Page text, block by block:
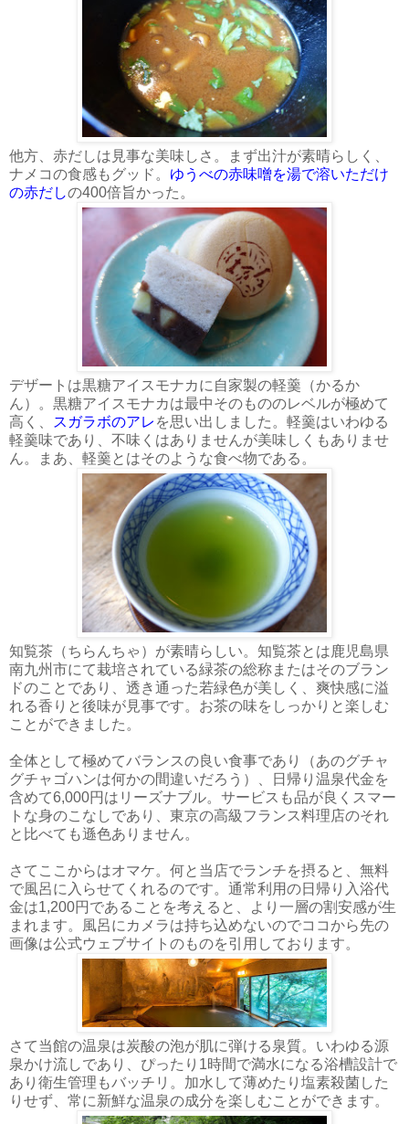
他方、赤だしは見事な美味しさ。まず出汁が素晴らしく、
ナメコの食感もグッド。 ゆうべの赤味噌を湯で溶いただけ
の赤だしの400倍旨かった。
デザートは黒糖アイスモナカに自家製の軽羹（かるか
ん）。黒糖アイスモナカは最中そのもののレベルが極めて
高く、
スガラボのアレ を思い出しました。軽羹はいわゆる
軽羹味であり、不味くはありませんが美味しくもありませ
ん。まあ、軽羹とはそのような食べ物である。
知覧茶（ちらんちゃ）が素晴らしい。知覧茶とは鹿児島県
南九州市にて栽培されている緑茶の総称またはそのブラン
ドのことであり、透き通った若緑色が美しく、爽快感に溢
れる香りと後味が見事です。お茶の味をしっかりと楽しむ
ことができました。
全体として極めてバランスの良い食事であり（あのグチャ
グチャゴハンは何かの間違いだろう）、日帰り温泉代金を
含めて6,000円はリーズナブル。サービスも品が良くスマー
トな身のこなしであり、東京の高級フランス料理店のそれ
と比べても遜色ありません。
さてここからはオマケ。何と当店でランチを摂ると、無料
で風呂に入らせてくれるのです。通常利用の日帰り入浴代
金は1,200円であることを考えると、より一層の割安感が生
まれます。風呂にカメラは持ち込めないのでココから先の
画像は公式ウェブサイトのものを引用しております。
さて当館の温泉は炭酸の泡が肌に弾ける泉質。いわゆる源
泉かけ流しであり、ぴったり1時間で満水になる浴槽設計で
あり衛生管理もバッチリ。加水して薄めたり塩素殺菌した
りせず、常に新鮮な温泉の成分を楽しむことができます。